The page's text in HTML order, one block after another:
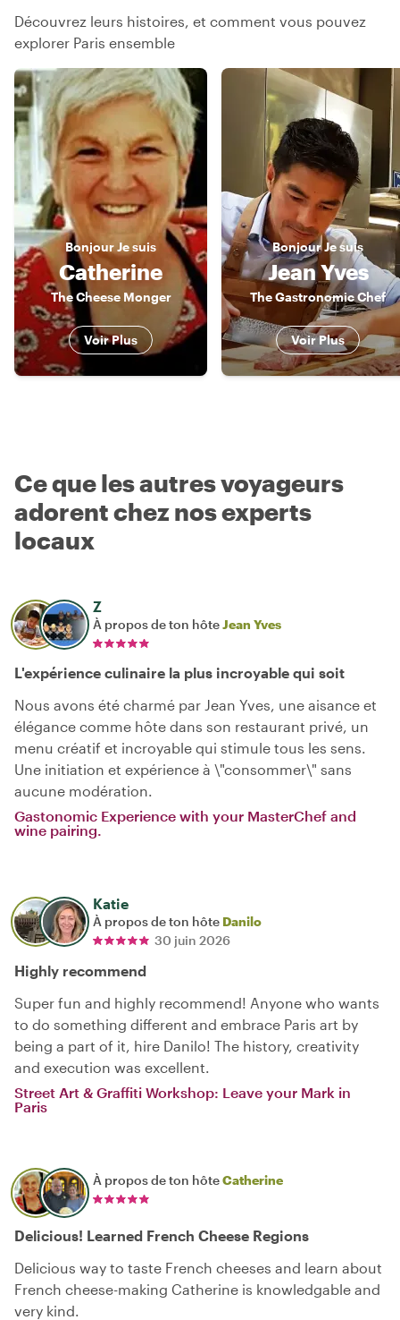
Découvrez leurs histoires, et comment vous pouvez
explorer Paris ensemble
BonjourJe suis
Catherine
The Cheese Monger
Voir Plus
BonjourJe suis
Jean Yves
The Gastronomic Chef
Voir Plus
Ce que les autres voyageurs
adorent chez nos experts
locaux
Z
À propos de ton hôteJean Yves
L'expérience culinaire la plus incroyable qui soit
Nous avons été charmé par Jean Yves, une aisance et
élégance comme hôte dans son restaurant privé, un
menu créatif et incroyable qui stimule tous les sens.
Une initiation et expérience à \"consommer\" sans
aucune modération.
Gastonomic Experience with your MasterChef and
wine pairing.
Katie
À propos de ton hôte Danilo
30 juin 2026
Highly recommend
Super fun and highly recommend! Anyone who wants
to do something different and embrace Paris art by
being a part of it, hire Danilo! The history, creativity
and execution was excellent.
Street Art & Graffiti Workshop: Leave your Mark in
Paris
À propos de ton hôteCatherine
Delicious! Learned French Cheese Regions
Delicious way to taste French cheeses and learn about
French cheese-making Catherine is knowledgable and
very kind.